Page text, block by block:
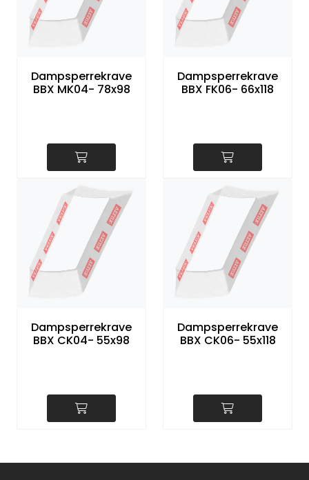
Dampsperrekrave
BBX MK04- 78x98
Dampsperrekrave
BBX FK06- 66x118
Dampsperrekrave
BBX CK04- 55x98
Dampsperrekrave
BBX CK06- 55x118